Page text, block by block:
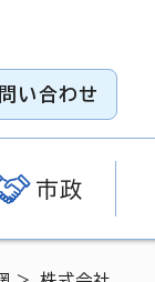
い合わせ
市政